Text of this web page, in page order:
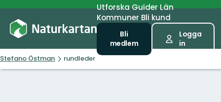
UtforskaGuiderLän
Kommuner Bli kund
Bli
medlem
Logga
in
Stefano Östman rundleder